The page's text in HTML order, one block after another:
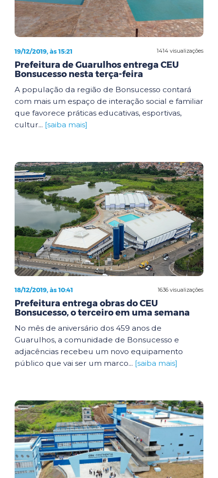
1414 visualizações
19/12/2019, às 15:21
Prefeitura de Guarulhos entrega CEU
Bonsucesso nesta terça-feira
A população da região de Bonsucesso contará
com mais um espaço de interação social e familiar
que favorece práticas educativas, esportivas,
cultur... [saiba mais]
1636 visualizações
18/12/2019, às 10:41
Prefeitura entrega obras do CEU
Bonsucesso, o terceiro em uma semana
No mês de aniversário dos 459 anos de
Guarulhos, a comunidade de Bonsucesso e
adjacências recebeu um novo equipamento
público que vai ser um marco... [saiba mais]